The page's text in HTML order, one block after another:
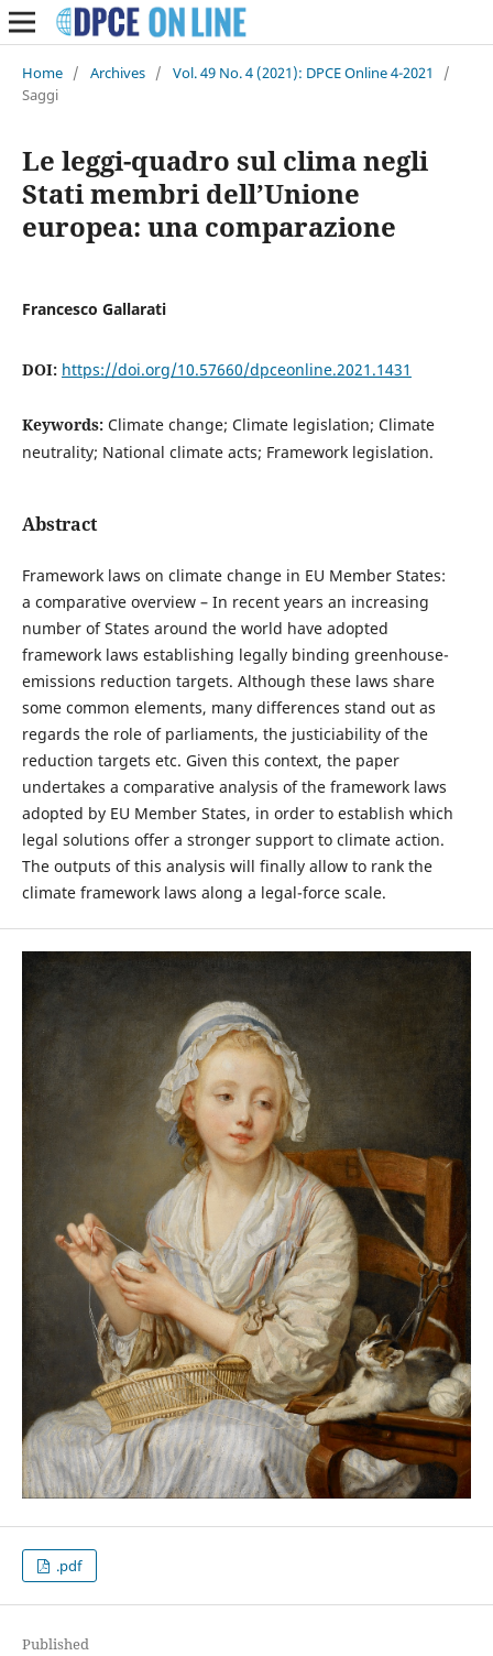
Home / Archives / Vol. 49 No. 4 (2021): DPCE Online 4-2021
/
Saggi
Le leggi-quadro sul clima negli
Stati membri dell’Unione
europea: una comparazione
Francesco Gallarati
DOI: https://doi.org/10.57660/dpceonline.2021.1431
Keywords: Climate change; Climate legislation; Climate
neutrality; National climate acts; Framework legislation.
Abstract
Framework laws on climate change in EU Member States:
a comparative overview – In recent years an increasing
number of States around the world have adopted
framework laws establishing legally binding greenhouse-
emissions reduction targets. Although these laws share
some common elements, many differences stand out as
regards the role of parliaments, the justiciability of the
reduction targets etc. Given this context, the paper
undertakes a comparative analysis of the framework laws
adopted by EU Member States, in order to establish which
legal solutions offer a stronger support to climate action.
The outputs of this analysis will finally allow to rank the
climate framework laws along a legal-force scale.
.pdf
Published